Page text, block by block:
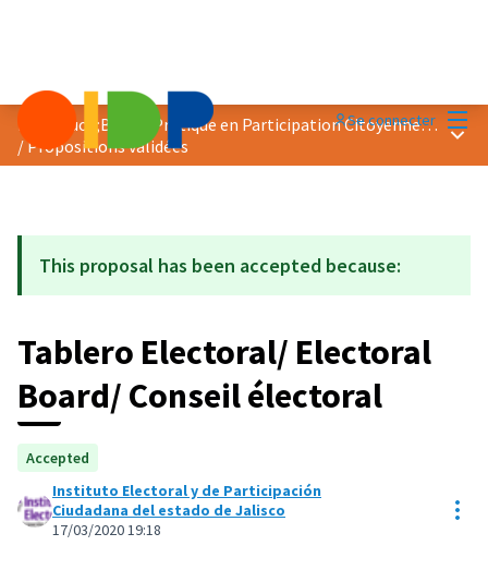
Se connecter
Prix &quot;Bonne Pratique en Participation Citoyenne&quot; 2020
/Propositions validées
This proposal has been accepted because:
Tablero Electoral/ Electoral
Board/ Conseil électoral
Accepted
Instituto Electoral y de Participación
Ciudadana del estado de Jalisco
17/03/2020 19:18